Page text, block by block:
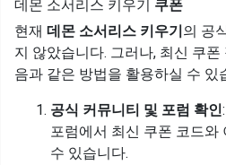
데몬 소서리스 키우기 쿠폰
현재 데몬 소서리스 키우기의 공
지 않았습니다. 그러나, 최신 쿠
음과 같은 방법을 활용하실 수 있
공식 커뮤니티 및 포럼 확인
포럼에서 최신 쿠폰 코드와
수 있습니다.